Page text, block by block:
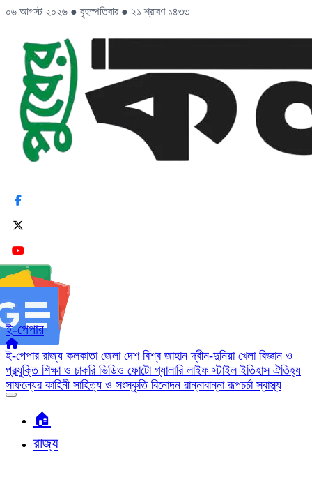
০৬ আগস্ট ২০২৬ ● বৃহস্পতিবার ● ২১ শ্রাবণ ১৪৩৩
ই-পেপার
ই-পেপার রাজ্য কলকাতা জেলা দেশ বিশ্ব জাহানদ্বীন-দুনিয়া খেলা বিজ্ঞান ও
প্রযুক্তি শিক্ষা ও চাকরি ভিডিও ফোটো গ্যালারি লাইফ স্টাইলইতিহাস ঐতিহ্য
সাফল্যের কাহিনী সাহিত্য ও সংস্কৃতি বিনোদন রান্নাবান্নারূপচর্চাস্বাস্থ্য
🏠︎
রাজ্য